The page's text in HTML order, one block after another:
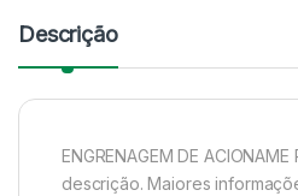
Descrição
ENGRENAGEM DE
descrição. Maiores